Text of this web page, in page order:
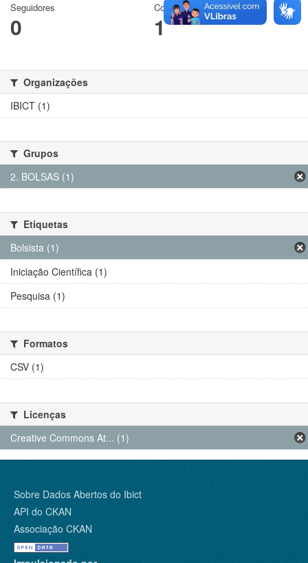
Seguidores
0
Conjuntos de dados
1
Organizações
IBICT (1)
Grupos
2. BOLSAS (1)
Etiquetas
Bolsista (1)
Iniciação Científica (1)
Pesquisa (1)
Formatos
CSV (1)
Licenças
Creative Commons At... (1)
Sobre Dados Abertos do Ibict
API do CKAN
Associação CKAN